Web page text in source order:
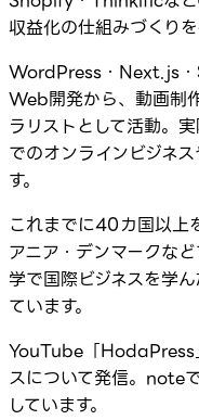
収益化の仕組みづくりを
WordPress・Next.js
Web開発から、動画制
ラリストとして活動。
でのオンラインビジネ
す。
これまでに40カ国以上
アニア・デンマークな
学で国際ビジネスを学
ています。
YouTube「HodaPress
スについて発信。note
しています。